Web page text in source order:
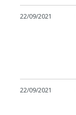
22/09/2021
22/09/2021